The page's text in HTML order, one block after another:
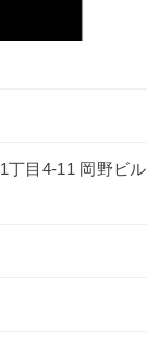
丁目4-11 岡野ビル